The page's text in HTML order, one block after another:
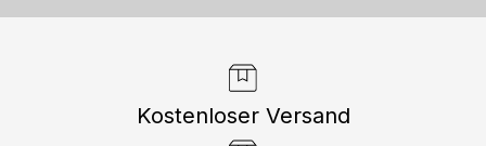
Kostenloser Versand